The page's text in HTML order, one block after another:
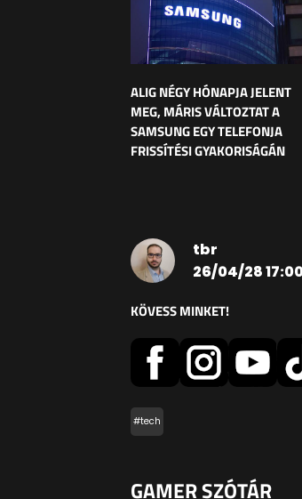
ALIG NÉGY HÓNAPJA JELENT
MEG, MÁRIS VÁLTOZTAT A
SAMSUNG EGY TELEFONJA
FRISSÍTÉSI GYAKORISÁGÁN
tbr
26/04/28
KÖVESS MINKET!
#tech
GAMER SZÓTÁR